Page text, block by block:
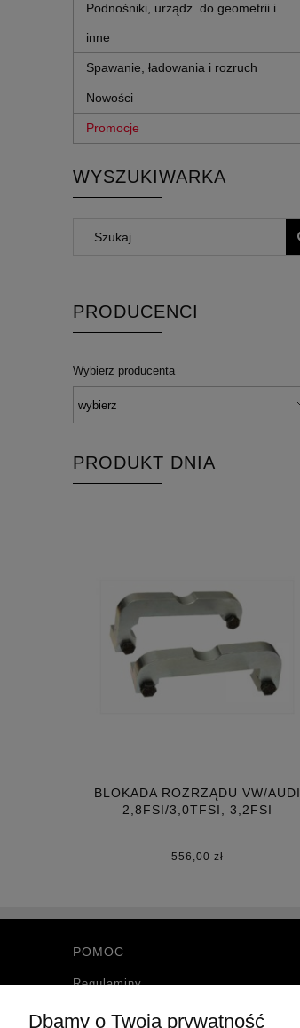
Podnośniki, urządz. do geometrii i
inne
Spawanie, ładowania i rozruch
Nowości
Promocje
WYSZUKIWARKA
PRODUCENCI
Wybierz producenta
PRODUKT DNIA
BLOKADA ROZRZĄDU VW/AUDI
2,8FSI/3,0TFSI, 3,2FSI
556,00 zł
POMOC
Regulaminy
Zwroty i reklamacje
Dbamy o Twoją prywatność